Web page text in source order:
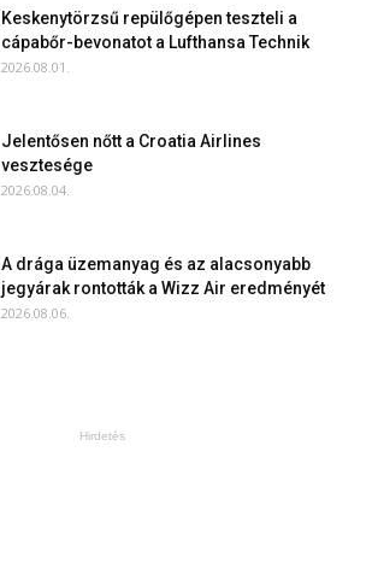
Keskenytörzsű repülőgépen teszteli a
cápabőr-bevonatot a Lufthansa Technik
2026.08.01.
Jelentősen nőtt a Croatia Airlines
vesztesége
2026.08.04.
A drága üzemanyag és az alacsonyabb
jegyárak rontották a Wizz Air eredményét
2026.08.06.
Hirdetés